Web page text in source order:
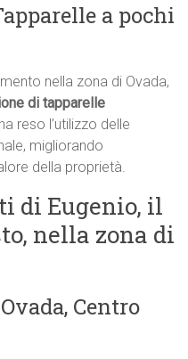
a pochi
nella zona di Ovada,
di tapparelle
reso l’utilizzo delle
migliorando
della proprietà.
di Eugenio, il
nella zona di
Centro